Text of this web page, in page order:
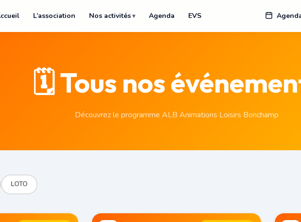
L’association Nos activités Agenda EVS
🗓 Tous nos
Découvrez le programme ALB Animations Loisirs Bonchamp
LOTO